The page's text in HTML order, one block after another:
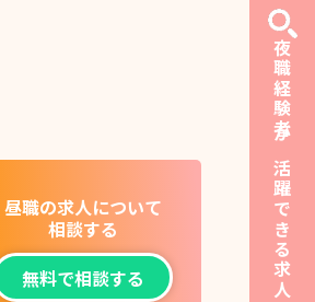
夜職経験者が活躍できる求人
昼職の求人について
相談する
無料で相談する